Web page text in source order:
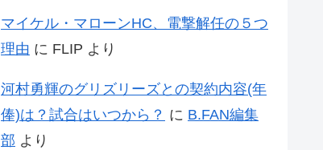
マイケル・マローンHC、電撃解任の５つ
理由 に FLIP より
河村勇輝のグリズリーズとの契約内容(年
俸)は？試合はいつから？ に B.FAN編集
部 より